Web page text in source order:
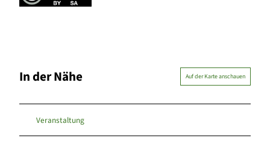
In der Nähe Auf der Karte anschauen
Veranstaltung